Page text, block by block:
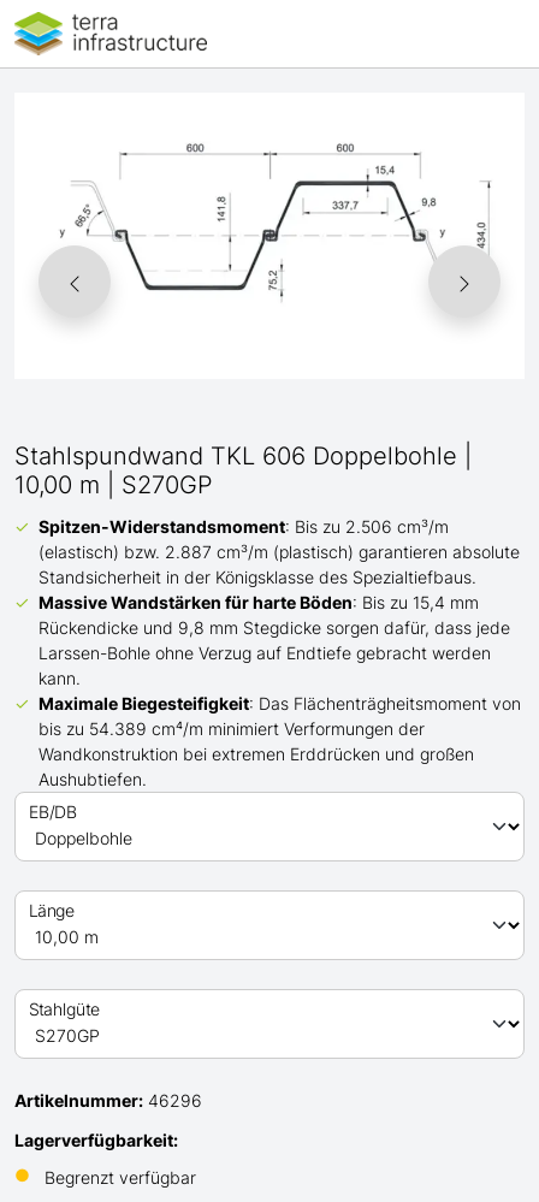
Stahlspundwand TKL 606 Doppelbohle |
10,00 m | S270GP
Spitzen-Widerstandsmoment: Bis zu 2.506 cm³/m
(elastisch) bzw. 2.887 cm³/m (plastisch) garantieren absolute
Standsicherheit in der Königsklasse des Spezialtiefbaus.
Massive Wandstärken für harte Böden: Bis zu 15,4 mm
Rückendicke und 9,8 mm Stegdicke sorgen dafür, dass jede
Larssen-Bohle ohne Verzug auf Endtiefe gebracht werden
kann.
Maximale Biegesteifigkeit: Das Flächenträgheitsmoment von
bis zu 54.389 cm⁴/m minimiert Verformungen der
Wandkonstruktion bei extremen Erddrücken und großen
Aushubtiefen.
EB/DB
Länge
Stahlgüte
Artikelnummer: 46296
Lagerverfügbarkeit:
●
Begrenzt verfügbar